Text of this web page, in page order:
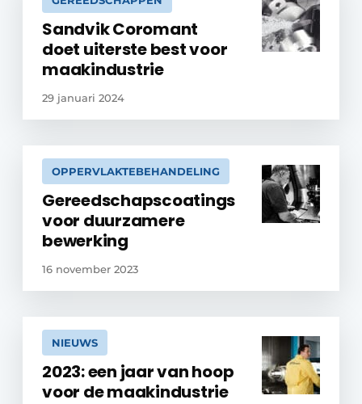
Sandvik Coromant
doet uiterste best voor
maakindustrie
29 januari 2024
OPPERVLAKTEBEHANDELING
Gereedschapscoatings
voor duurzamere
bewerking
16 november 2023
NIEUWS
2023: een jaar van hoop
voor de maakindustrie